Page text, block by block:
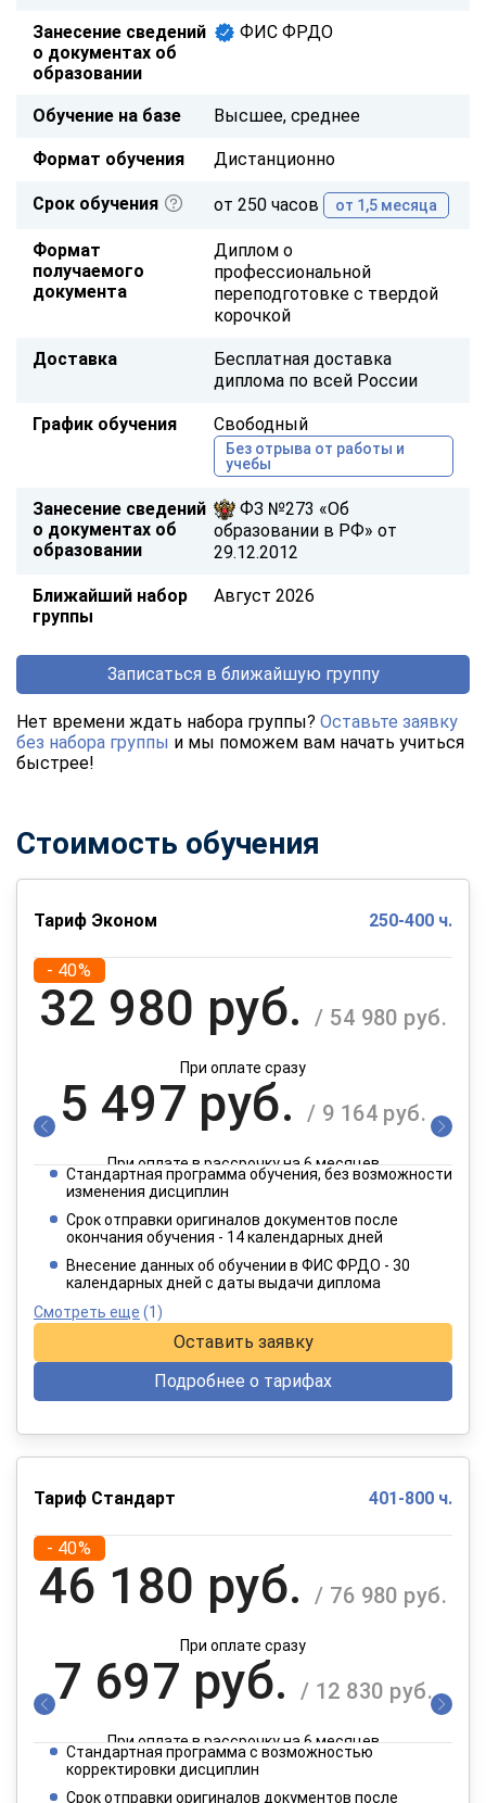
Занесение сведений
о документах об
образовании
ФИС ФРДО
Обучение на базе Высшее, среднее
Формат обучения Дистанционно
Срок обучения от 250 часов от 1,5 месяца
Формат
получаемого
документа
Диплом о
профессиональной
переподготовке с твердой
корочкой
Доставка
Бесплатная доставка
диплома по всей России
График обучения Свободный
Без отрыва от работы и
учебы
Занесение сведений
о документах об
образовании
ФЗ №273 «Об
образовании в РФ» от
29.12.2012
Ближайший набор
группы
Август 2026
Записаться в ближайшую группу
Нет времени ждать набора группы? Оставьте заявку
без набора группы и мы поможем вам начать учиться
быстрее!
Стоимость обучения
Тариф Эконом 250-400 ч.
- 40%
32 980 руб. / 54 980 руб.
При оплате сразу
5 497 руб. / 9 164 руб.
При оплате в рассрочку на 6 месяцев
2 749 руб.
При оплате в рассрочку на 12 месяцев
Стандартная программа обучения, без возможности
изменения дисциплин
Срок отправки оригиналов документов после
окончания обучения - 14 календарных дней
Внесение данных об обучении в ФИС ФРДО - 30
календарных дней с даты выдачи диплома
Смотреть еще (1)
Оставить заявку
Подробнее о тарифах
Тариф Стандарт 401-800 ч.
- 40%
46 180 руб. / 76 980 руб.
При оплате сразу
7 697 руб. / 12 830 руб.
При оплате в рассрочку на 6 месяцев
3 849 руб.
Стандартная программа с возможностью
корректировки дисциплин
Срок отправки оригиналов документов после